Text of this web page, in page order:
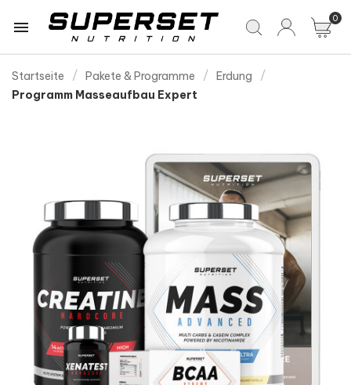
 0
Startseite Pakete & Programme
Erdung
Programm Masseaufbau Expert